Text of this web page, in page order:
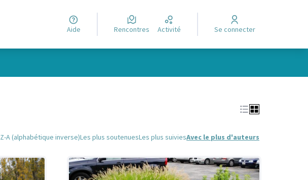
Aide Rencontres Activité Se connecter
Z-A (alphabétique inverse)Les plus soutenuesLes plus suiviesAvec le plus d'auteurs